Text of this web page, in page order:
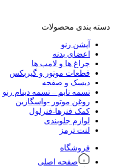
دسته‌ بندی محصولات
آپشن رنو
اعضای بدنه
چراغ ها و لامپ ها
قطعات موتور و گیربکس
دیسک و صفحه
تسمه تایم – تسمه دینام رنو
روغن موتور -واسگازین
کمک فنرها-فنرلول
لوازم جلوبندی
لنت ترمز
فروشگاه
صفحه اصلی